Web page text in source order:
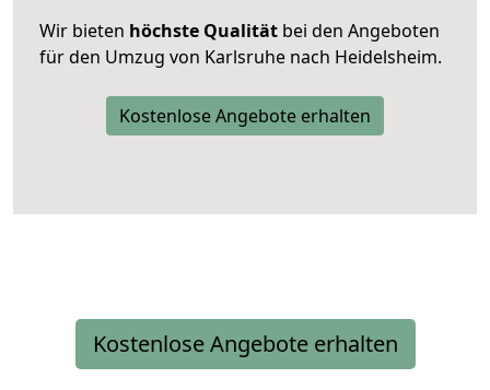
Wir bieten höchste Qualität bei den Angeboten
für den Umzug von Karlsruhe nach Heidelsheim.
Kostenlose Angebote erhalten
Kostenlose Angebote erhalten